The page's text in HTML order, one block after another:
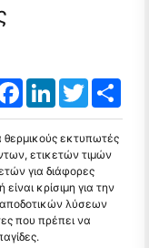
FacebookLinkedInTwitter
θερμικούς εκτυπωτές
ετικετών τιμών
για διάφορες
κρίσιμη για την
αποδοτικών λύσεων
που πρέπει να